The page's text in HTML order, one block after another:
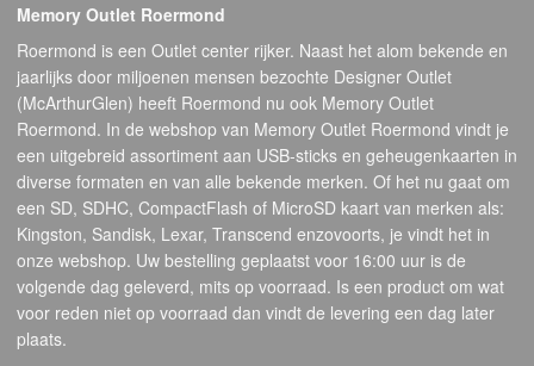
Memory Outlet Roermond
Roermond is een Outlet center rijker. Naast het alom bekende en
jaarlijks door miljoenen mensen bezochte Designer Outlet
(McArthurGlen) heeft Roermond nu ook Memory Outlet
Roermond. In de webshop van Memory Outlet Roermond vindt je
een uitgebreid assortiment aan USB-sticks en geheugenkaarten in
diverse formaten en van alle bekende merken. Of het nu gaat om
een SD, SDHC, CompactFlash of MicroSD kaart van merken als:
Kingston, Sandisk, Lexar, Transcend enzovoorts, je vindt het in
onze webshop. Uw bestelling geplaatst voor 16:00 uur is de
volgende dag geleverd, mits op voorraad. Is een product om wat
voor reden niet op voorraad dan vindt de levering een dag later
plaats.